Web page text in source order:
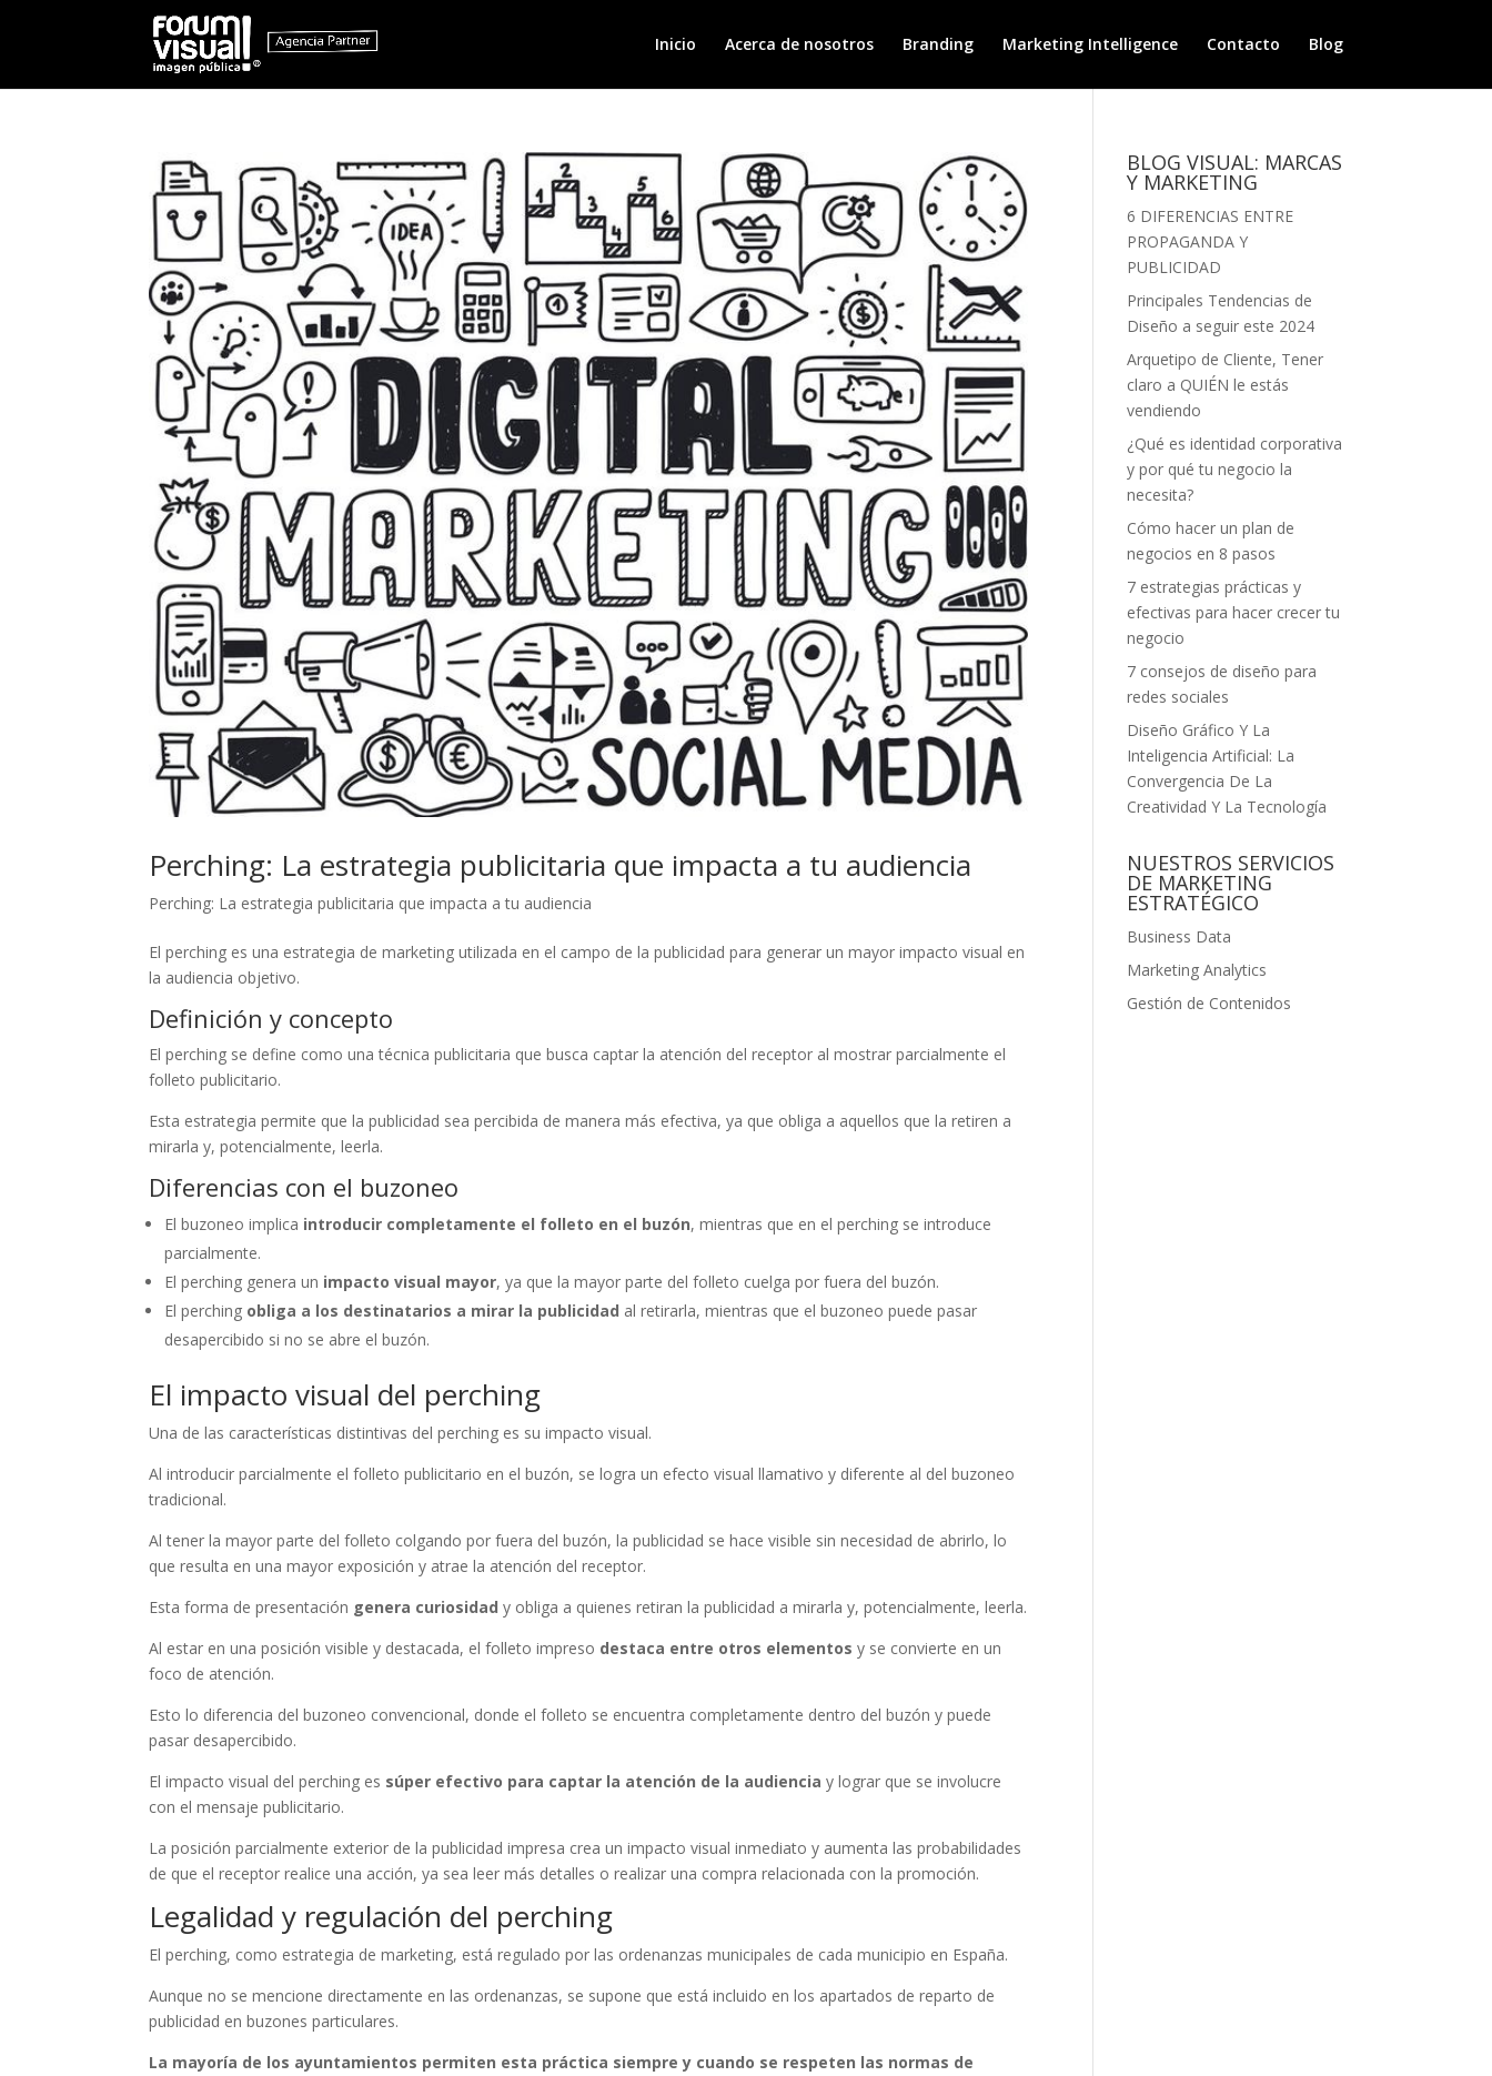
Inicio Acerca de nosotros Branding Marketing Intelligence Contacto Blog
Perching: La estrategia publicitaria que impacta a tu audiencia
Perching: La estrategia publicitaria que impacta a tu audiencia
El perching es una estrategia de marketing utilizada en el campo de la publicidad para generar un mayor impacto visual en
la audiencia objetivo.
Definición y concepto
El perching se define como una técnica publicitaria que busca captar la atención del receptor al mostrar parcialmente el
folleto publicitario.
Esta estrategia permite que la publicidad sea percibida de manera más efectiva, ya que obliga a aquellos que la retiren a
mirarla y, potencialmente, leerla.
Diferencias con el buzoneo
El buzoneo implica introducir completamente el folleto en el buzón, mientras que en el perching se introduce
parcialmente.
El perching genera un impacto visual mayor, ya que la mayor parte del folleto cuelga por fuera del buzón.
El perching obliga a los destinatarios a mirar la publicidad al retirarla, mientras que el buzoneo puede pasar
desapercibido si no se abre el buzón.
El impacto visual del perching
Una de las características distintivas del perching es su impacto visual.
Al introducir parcialmente el folleto publicitario en el buzón, se logra un efecto visual llamativo y diferente al del buzoneo
tradicional.
Al tener la mayor parte del folleto colgando por fuera del buzón, la publicidad se hace visible sin necesidad de abrirlo, lo
que resulta en una mayor exposición y atrae la atención del receptor.
Esta forma de presentación genera curiosidad y obliga a quienes retiran la publicidad a mirarla y, potencialmente, leerla.
Al estar en una posición visible y destacada, el folleto impreso destaca entre otros elementos y se convierte en un
foco de atención.
Esto lo diferencia del buzoneo convencional, donde el folleto se encuentra completamente dentro del buzón y puede
pasar desapercibido.
El impacto visual del perching es súper efectivo para captar la atención de la audiencia y lograr que se involucre
con el mensaje publicitario.
La posición parcialmente exterior de la publicidad impresa crea un impacto visual inmediato y aumenta las probabilidades
de que el receptor realice una acción, ya sea leer más detalles o realizar una compra relacionada con la promoción.
Legalidad y regulación del perching
El perching, como estrategia de marketing, está regulado por las ordenanzas municipales de cada municipio en España.
Aunque no se mencione directamente en las ordenanzas, se supone que está incluido en los apartados de reparto de
publicidad en buzones particulares.
La mayoría de los ayuntamientos permiten esta práctica siempre y cuando se respeten las normas de
BLOG VISUAL: MARCAS
Y MARKETING
6 DIFERENCIAS ENTRE
PROPAGANDA Y
PUBLICIDAD
Principales Tendencias de
Diseño a seguir este 2024
Arquetipo de Cliente, Tener
claro a QUIÉN le estás
vendiendo
¿Qué es identidad corporativa
y por qué tu negocio la
necesita?
Cómo hacer un plan de
negocios en 8 pasos
7 estrategias prácticas y
efectivas para hacer crecer tu
negocio
7 consejos de diseño para
redes sociales
Diseño Gráfico Y La
Inteligencia Artificial: La
Convergencia De La
Creatividad Y La Tecnología
NUESTROS SERVICIOS
DE MARKETING
ESTRATÉGICO
Business Data
Marketing Analytics
Gestión de Contenidos